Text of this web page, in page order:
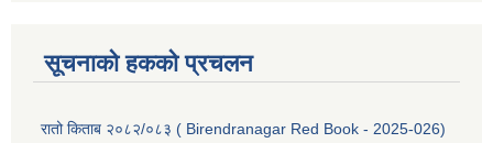
सूचनाको हकको प्रचलन
रातो किताब २०८२/०८३ ( Birendranagar Red Book - 2025-026)